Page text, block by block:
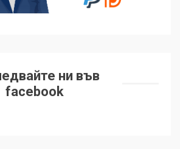
ни във
facebook